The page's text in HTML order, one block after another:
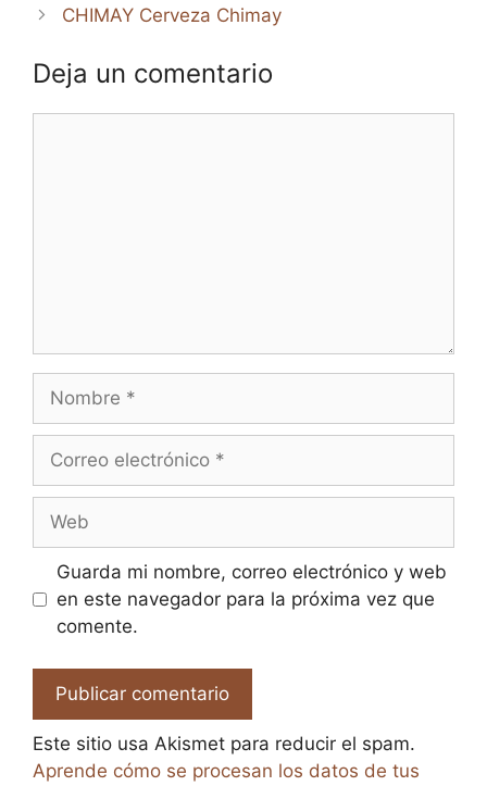
CHIMAY Cerveza Chimay
Deja un comentario
Nombre
Correo
Web
Guarda mi nombre, correo electrónico y web
en este navegador para la próxima vez que
comente.
Este sitio usa Akismet para reducir el spam.
Aprende cómo se procesan los datos de tus